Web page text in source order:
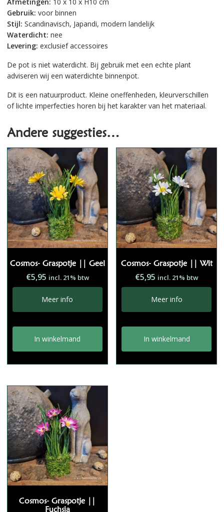
Afmetingen: 10 x 10 x H10 cm
Gebruik: voor binnen
Stijl: Scandinavisch, Japandi, modern landelijk
Waterdicht: nee
Levering: exclusief accessoires
De pot is niet waterdicht. Bij gebruik met een echte plant
adviseren wij een waterdichte binnenpot.
Dit is een natuurproduct. Kleine oneffenheden, kleurverschillen
of lichte imperfecties horen bij het karakter van het materiaal.
Andere suggesties…
Cosmos- Graspotje || Geel
€5,95 incl. 21% btw
Meer info
In winkelmand
Cosmos- Graspotje || Wit
€5,95 incl. 21% btw
Meer info
In winkelmand
Cosmos- Graspotje ||
Fuchsia